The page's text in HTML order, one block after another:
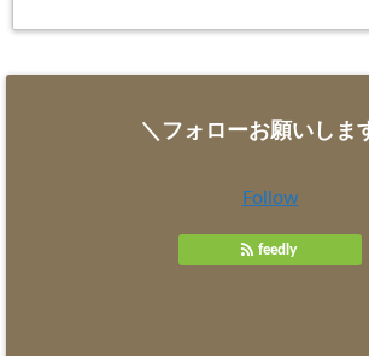
＼フォローお願いしま
Follow
feedly